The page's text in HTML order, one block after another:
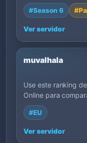
#Season 6
Ver servidor
muvalhala
Use este ranking
Online para
lançamento, EXP,
dos donos. Filtre
#EU
Ver servidor